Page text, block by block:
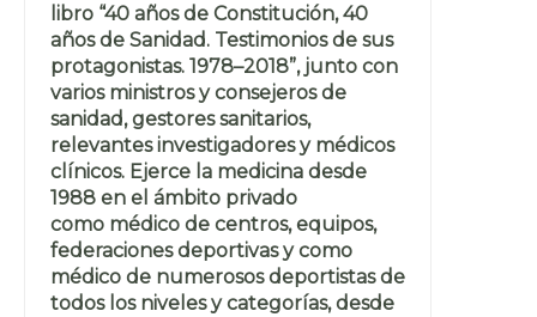
libro “40 años de Constitución, 40
años de Sanidad. Testimonios de sus
protagonistas. 1978–2018”, junto con
varios ministros y consejeros de
sanidad, gestores sanitarios,
relevantes investigadores y médicos
clínicos. Ejerce la medicina desde
1988 en el ámbito privado
como médico de centros, equipos,
federaciones deportivas y como
médico de numerosos deportistas de
todos los niveles y categorías, desde